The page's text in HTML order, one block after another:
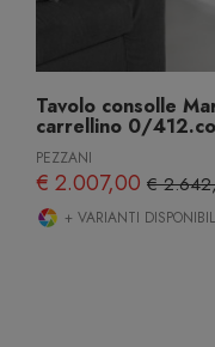
Tavolo consolle
carrellino 0/
PEZZANI
€ 2.007,00 €
+ VARIANTI